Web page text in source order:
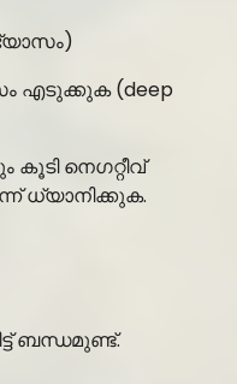
എടുക്കുക (deep
നെഗറ്റീവ്
ധ്യാനിക്കുക.
ബന്ധമുണ്ട്.